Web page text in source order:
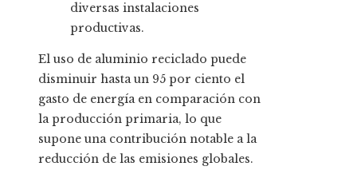
diversas instalaciones
productivas.
El uso de aluminio reciclado puede
disminuir hasta un 95 por ciento el
gasto de energía en comparación con
la producción primaria, lo que
supone una contribución notable a la
reducción de las emisiones globales.